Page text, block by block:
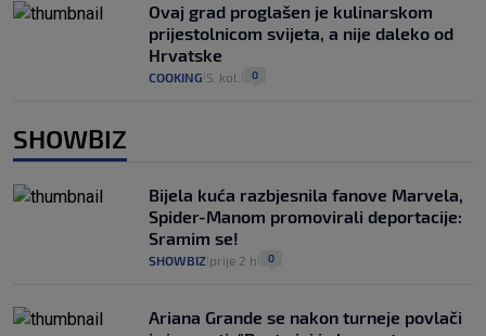
Ovaj grad proglašen je kulinarskom
prijestolnicom svijeta, a nije daleko od
Hrvatske
COOKING 5. kol. 0
SHOWBIZ
Bijela kuća razbjesnila fanove Marvela,
Spider-Manom promovirali deportacije:
Sramim se!
SHOWBIZ prije 2 h 0
Ariana Grande se nakon turneje povlači